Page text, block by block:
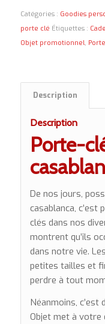
Catégories : Goodies
porte clé Étiquettes :
Objet promotionnel,
Description
Description
Porte-
De nos jours,
casablanca, c’est
clés dans nos
montrent qu’ils
dans notre vie.
petites tailles et
perdre à tout
Néanmoins,
Objet met à votre